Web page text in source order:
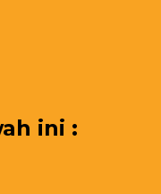
ini :